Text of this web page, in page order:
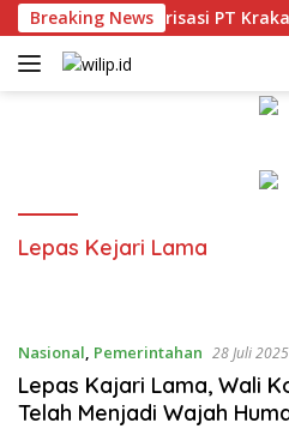
Langsung
ke
konten
Breaking News
CRM, Restrukturisasi PT
Lepas Kejari Lama
Nasional, Pemerintahan 28 Juli 2025
Lepas Kajari Lama, Wali
Telah Menjadi Wajah